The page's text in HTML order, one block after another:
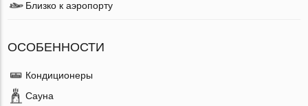
Близко к аэропорту
ОСОБЕННОСТИ
Кондиционеры
Сауна